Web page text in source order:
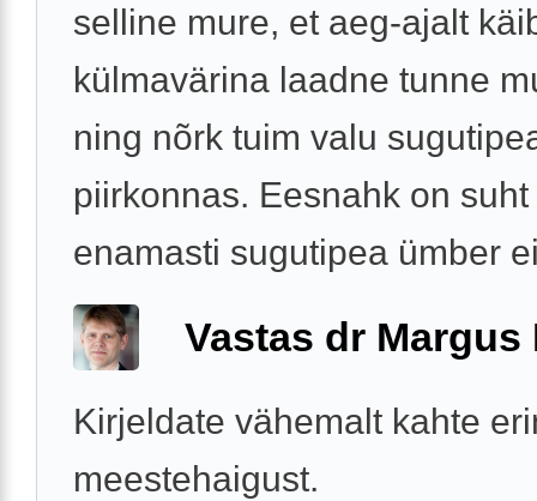
selline mure, et aeg-ajalt
külmavärina laadne tunne
ning nõrk tuim valu
piirkonnas. Eesnahk on
enamasti sugutipea ümber
Vastas dr Margus
Kirjeldate vähemalt kahte
meestehaigust.